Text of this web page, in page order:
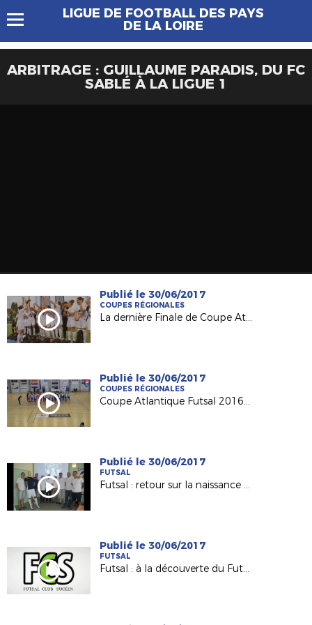
LIGUE DE FOOTBALL DES PAYS
DE LA LOIRE
ARBITRAGE : GUILLAUME PARADIS, DU FC
SABLÉ À LA LIGUE 1
Publié le 30/06/2017
COUPES RÉGIONALES
La dernière Finale de Coupe Atlantique Féminine Crédit-Mutuel !
Publié le 30/06/2017
COUPES RÉGIONALES
Coupe Atlantique Futsal 2016-2017 : revivez la finale remportée par Saint Herblain Pépite FC
Publié le 30/06/2017
FUTSAL
Futsal : retour sur la naissance du Nantes Métropole Futsal (D1)
Publié le 30/06/2017
FUTSAL
Futsal : à la découverte du Futsal Club Sucéen (Sucé sur Erdre)